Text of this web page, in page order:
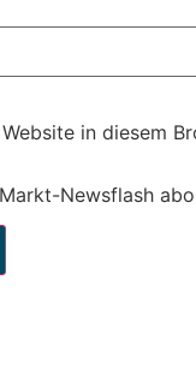
in diesem
Newsflash